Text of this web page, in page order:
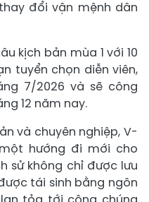
đổi vận mệnh dân
kịch bản mùa 1 với 10
tuyển chọn diễn viên,
7/2026 và sẽ công
12 năm nay.
và chuyên nghiệp, V-
hướng đi mới cho
sử không chỉ được lưu
tái sinh bằng ngôn